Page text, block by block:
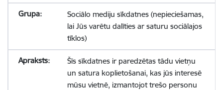
Sociālo mediju sīkdatnes (nepieciešamas,
lai Jūs varētu dalīties ar saturu sociālajos
tīklos)
Šīs sīkdatnes ir paredzētas tādu vietņu
un satura koplietošanai, kas jūs interesē
mūsu vietnē, izmantojot trešo personu